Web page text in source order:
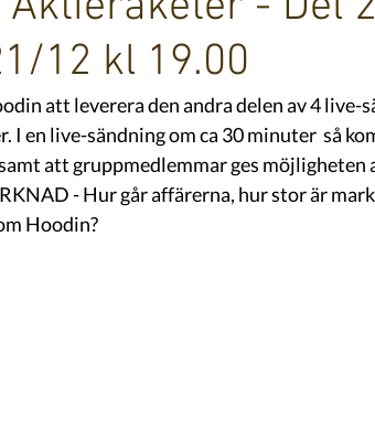
12 kl 19.00
att leverera den andra delen av 4 live-
I en live-sändning om ca 30 minuter  så
att gruppmedlemmar ges
- Hur går affärerna, hur stor är
Hoodin?